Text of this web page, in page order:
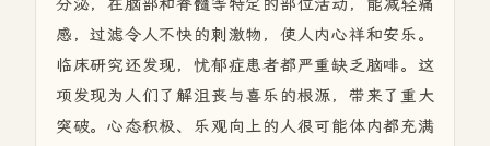
分泌，在脑部和脊髓等特定的部位活动，能减轻痛
感，过滤令人不快的刺激物，使人内心祥和安乐。
临床研究还发现，忧郁症患者都严重缺乏脑啡。这
项发现为人们了解沮丧与喜乐的根源，带来了重大
突破。心态积极、乐观向上的人很可能体内都充满